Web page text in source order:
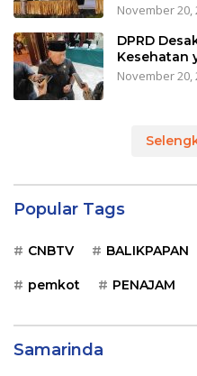
November 20,
DPRD
Kesehatan
November 20,
Popular Tags
CNBTV BALIKPAPAN
pemkot PENAJAM
Samarinda